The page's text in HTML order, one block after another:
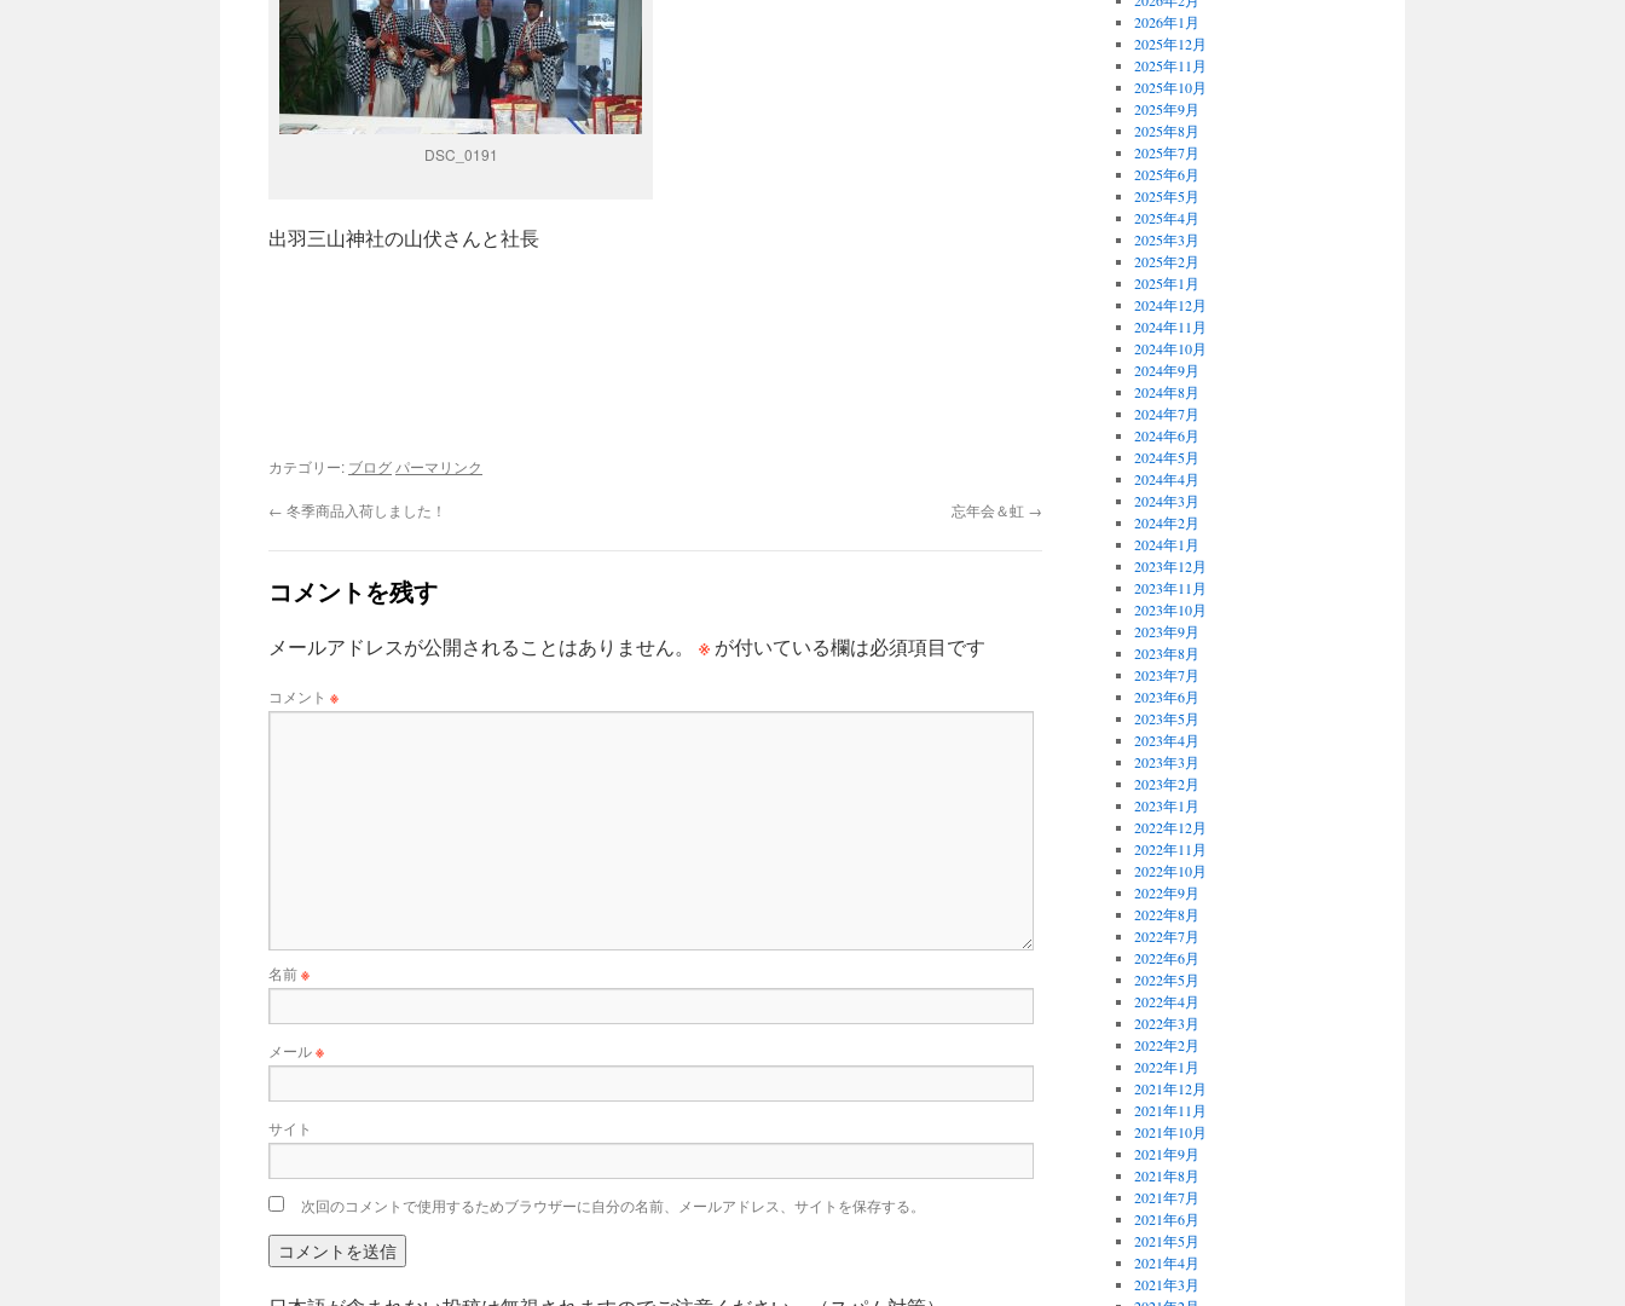
DSC_0191
出羽三山神社の山伏さんと社長
カテゴリー: ブログ パーマリンク
← 冬季商品入荷しました！ 忘年会＆虹 →
コメントを残す
メールアドレスが公開されることはありません。 ※ が付いている欄は必須項目です
コメント ※
名前※
メール※
サイト
次回のコメントで使用するためブラウザーに自分の名前、メールアドレス、サイトを保存する。
2026年1月
2025年12月
2025年11月
2025年10月
2025年9月
2025年8月
2025年7月
2025年6月
2025年5月
2025年4月
2025年3月
2025年2月
2025年1月
2024年12月
2024年11月
2024年10月
2024年9月
2024年8月
2024年7月
2024年6月
2024年5月
2024年4月
2024年3月
2024年2月
2024年1月
2023年12月
2023年11月
2023年10月
2023年9月
2023年8月
2023年7月
2023年6月
2023年5月
2023年4月
2023年3月
2023年2月
2023年1月
2022年12月
2022年11月
2022年10月
2022年9月
2022年8月
2022年7月
2022年6月
2022年5月
2022年4月
2022年3月
2022年2月
2022年1月
2021年12月
2021年11月
2021年10月
2021年9月
2021年8月
2021年7月
2021年6月
2021年5月
2021年4月
2021年3月